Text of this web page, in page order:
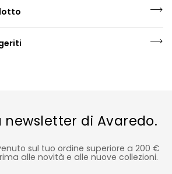
newsletter di Avaredo.
sul tuo ordine superiore a 200 €
alle novità e alle nuove collezioni.